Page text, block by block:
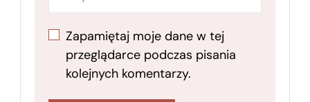
Zapamiętaj moje dane w tej
przeglądarce podczas pisania
kolejnych komentarzy.